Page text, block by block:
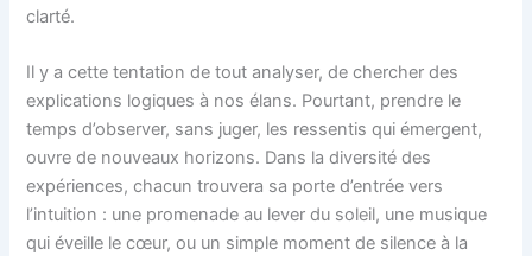
clarté.
Il y a cette tentation de tout analyser, de chercher des
explications logiques à nos élans. Pourtant, prendre le
temps d’observer, sans juger, les ressentis qui émergent,
ouvre de nouveaux horizons. Dans la diversité des
expériences, chacun trouvera sa porte d’entrée vers
l’intuition : une promenade au lever du soleil, une musique
qui éveille le cœur, ou un simple moment de silence à la